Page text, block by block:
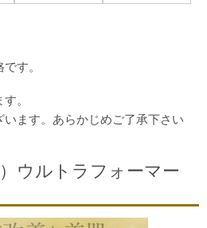
す。
。
ます。あらかじめご了承下さい
ウルトラフォーマー